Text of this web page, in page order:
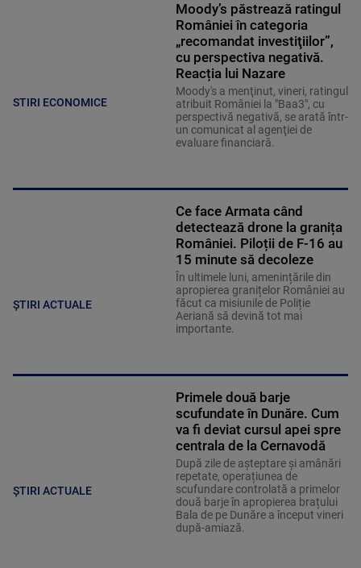
STIRI ECONOMICE
Moody’s păstrează ratingul
României în categoria
„recomandat investiţiilor”,
cu perspectiva negativă.
Reacția lui Nazare
Moody's a menţinut, vineri, ratingul
atribuit României la "Baa3", cu
perspectivă negativă, se arată într-
un comunicat al agenţiei de
evaluare financiară.
ȘTIRI ACTUALE
Ce face Armata când
detectează drone la granița
României. Piloții de F-16 au
15 minute să decoleze
În ultimele luni, amenințările din
apropierea granițelor României au
făcut ca misiunile de Poliție
Aeriană să devină tot mai
importante.
ȘTIRI ACTUALE
Primele două barje
scufundate în Dunăre. Cum
va fi deviat cursul apei spre
centrala de la Cernavodă
După zile de așteptare și amânări
repetate, operațiunea de
scufundare controlată a primelor
două barje în apropierea brațului
Bala de pe Dunăre a început vineri
după-amiază.